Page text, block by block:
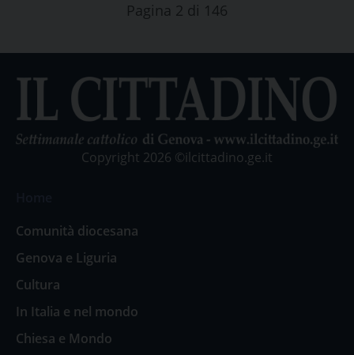
Pagina 2 di 146
Copyright 2026 ©ilcittadino.ge.it
Comunità diocesana
Genova e Liguria
Cultura
In Italia e nel mondo
Chiesa e Mondo